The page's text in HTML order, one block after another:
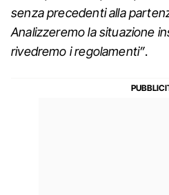
senza precedenti alla
Analizzeremo la situazione
rivedremo i regolamenti”.